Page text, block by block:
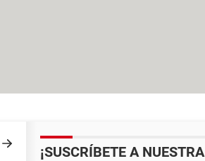
¡SUSCRÍBETE A NUESTRA